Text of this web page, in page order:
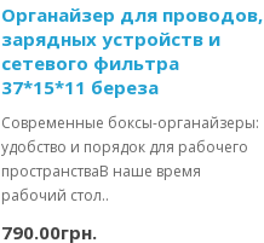
Органайзер для проводов,
зарядных устройств и
сетевого фильтра
37*15*11 береза
Современные боксы-органайзеры:
удобство и порядок для рабочего
пространстваВ наше время
рабочий стол..
790.00грн.